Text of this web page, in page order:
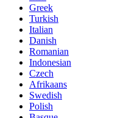
Greek
Turkish
Italian
Danish
Romanian
Indonesian
Czech
Afrikaans
Swedish
Polish